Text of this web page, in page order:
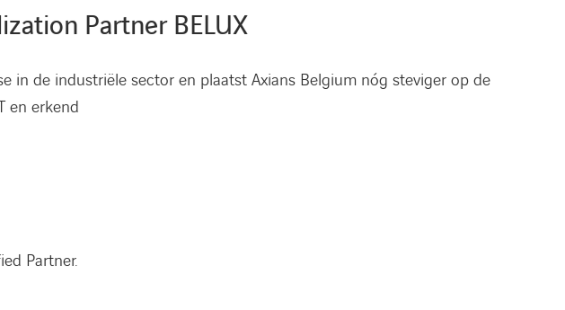
Partner BELUX
in de industriële sector en plaatst Axians Belgium nóg steviger op de
en erkend
Partner.